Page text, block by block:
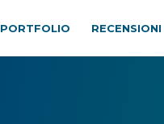
PORTFOLIO RECENSIONI